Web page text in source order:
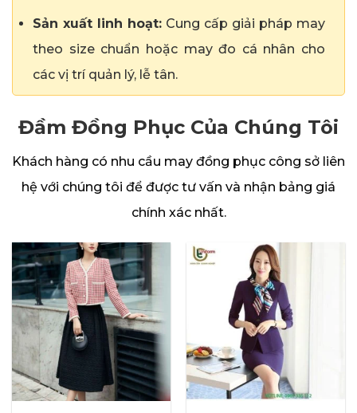
Sản xuất linh hoạt: Cung cấp giải pháp may
theo size chuẩn hoặc may đo cá nhân cho
các vị trí quản lý, lễ tân.
Đầm Đồng Phục Của Chúng Tôi
Khách hàng có nhu cầu may đồng phục công sở liên
hệ với chúng tôi để được tư vấn và nhận bảng giá
chính xác nhất.